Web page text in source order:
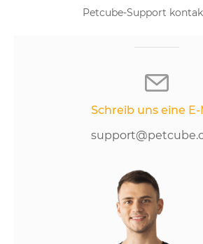
Petcube-Support
Schreib uns eine E-